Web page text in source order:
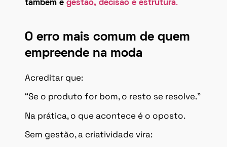
também é gestão, decisão e estrutura
O erro mais comum de quem
empreende na moda
Acreditar que:
“Se o produto for bom, o resto se resolve.”
Na prática, o que acontece é o oposto.
Sem gestão, a criatividade vira: